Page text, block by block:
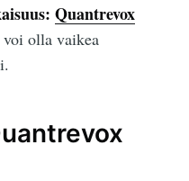
Quantrevox
olla vaikea